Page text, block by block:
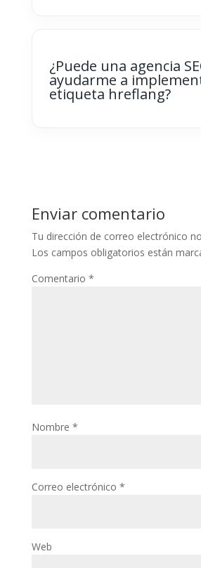
¿Puede una agencia
ayudarme a
etiqueta hreflang?
Enviar comentario
Tu dirección de correo electrónico
Los campos obligatorios están
Comentario *
Nombre *
Correo electrónico *
Web